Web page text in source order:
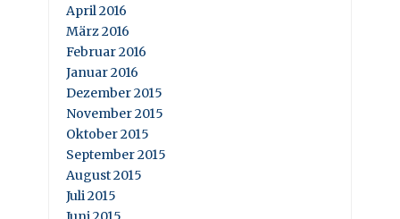
April 2016
März 2016
Februar 2016
Januar 2016
Dezember 2015
November 2015
Oktober 2015
September 2015
August 2015
Juli 2015